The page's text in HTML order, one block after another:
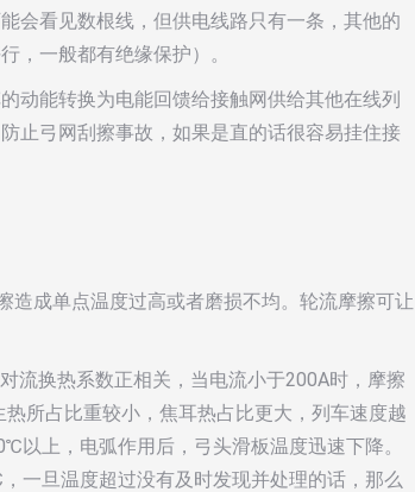
会看见数根线，但供电线路只有一条，其他的
，一般都有绝缘保护）。
动能转换为电能回馈给接触网供给其他在线列
止弓网刮擦事故，如果是直的话很容易挂住接
造成单点温度过高或者磨损不均。轮流摩擦可让
流换热系数正相关，当电流小于200A时，摩擦
所占比重较小，焦耳热占比更大，列车速度越
上，电弧作用后，弓头滑板温度迅速下降。
一旦温度超过没有及时发现并处理的话，那么